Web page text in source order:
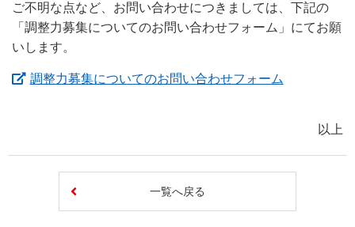
ご不明な点など、お問い合わせにつきましては、下記の
「調整力募集についてのお問い合わせフォーム」にてお願
いします。
調整力募集についてのお問い合わせフォーム
以上
一覧へ戻る